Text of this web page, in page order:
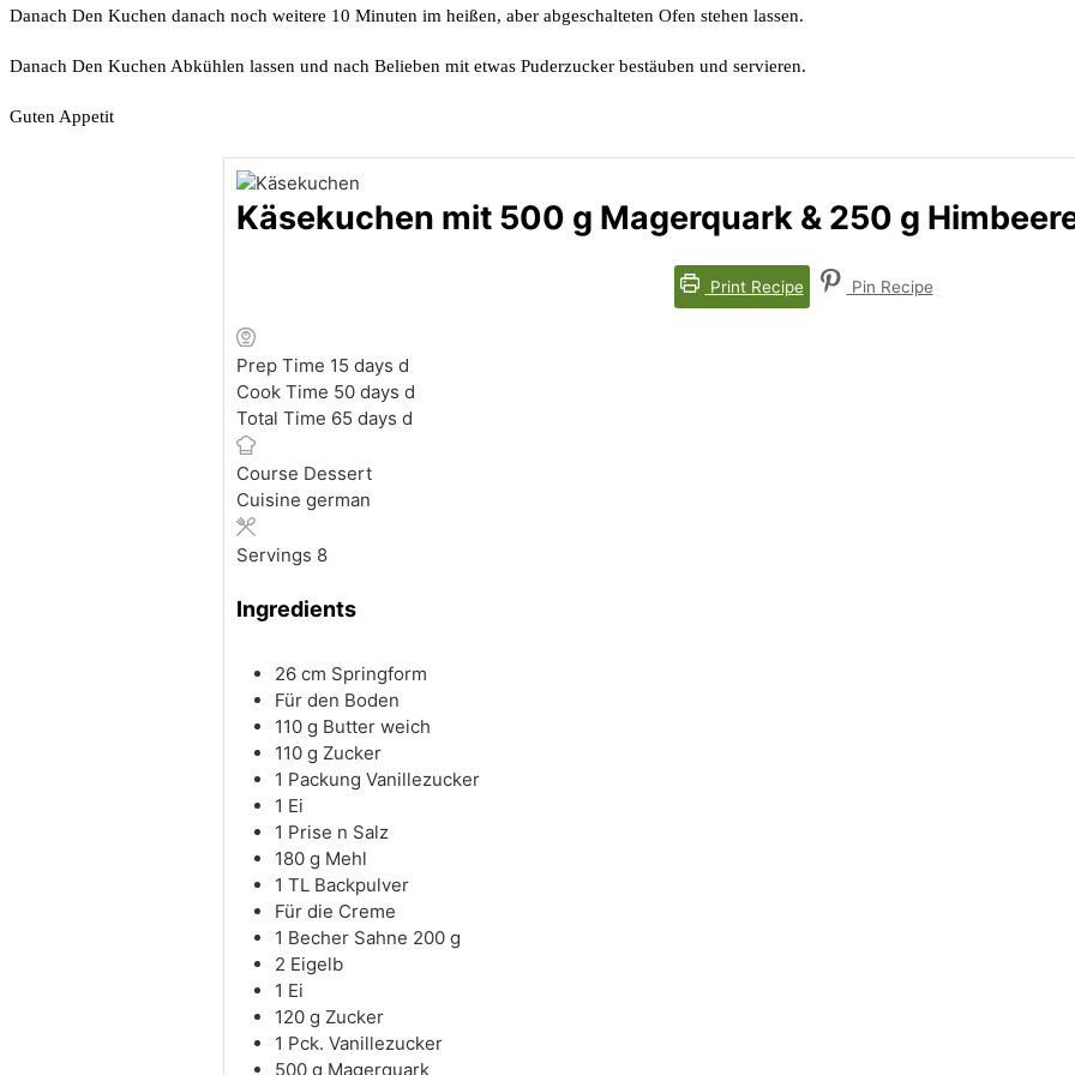
Danach Den Kuchen danach noch weitere 10 Minuten im heißen, aber abgeschalteten Ofen stehen lassen.
Danach Den Kuchen Abkühlen lassen und nach Belieben mit etwas Puderzucker bestäuben und servieren.
Guten Appetit
Käsekuchen mit 500 g Magerquark & 250 g
Print Recipe Pin Recipe
Prep Time 15 days d
Cook Time 50 days d
Total Time 65 days d
Course Dessert
Cuisine german
Servings 8
Ingredients
26 cm Springform
Für den Boden
110 g Butter weich
110 g Zucker
1 Packung Vanillezucker
1 Ei
1 Prise n Salz
180 g Mehl
1 TL Backpulver
Für die Creme
1 Becher Sahne 200 g
2 Eigelb
1 Ei
120 g Zucker
1 Pck. Vanillezucker
500 g Magerquark